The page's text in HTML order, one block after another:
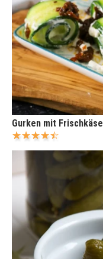
Gurken mit Frischkäse